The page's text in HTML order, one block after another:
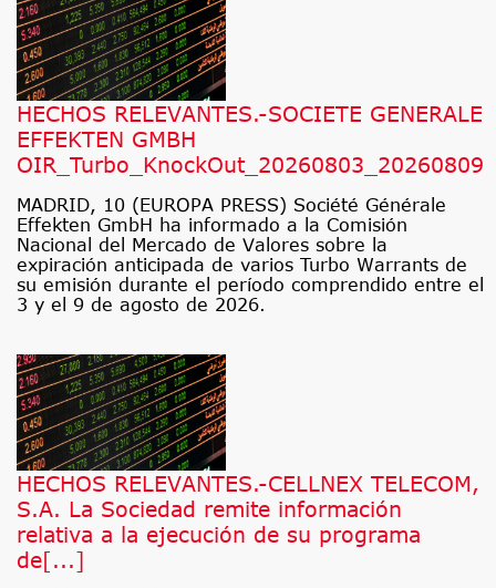
HECHOS RELEVANTES.-SOCIETE GENERALE
EFFEKTEN GMBH
OIR_Turbo_KnockOut_20260803_20260809
MADRID, 10 (EUROPA PRESS) Société Générale
Effekten GmbH ha informado a la Comisión
Nacional del Mercado de Valores sobre la
expiración anticipada de varios Turbo Warrants de
su emisión durante el período comprendido entre el
3 y el 9 de agosto de 2026.
HECHOS RELEVANTES.-CELLNEX TELECOM,
S.A. La Sociedad remite información
relativa a la ejecución de su programa
de[...]